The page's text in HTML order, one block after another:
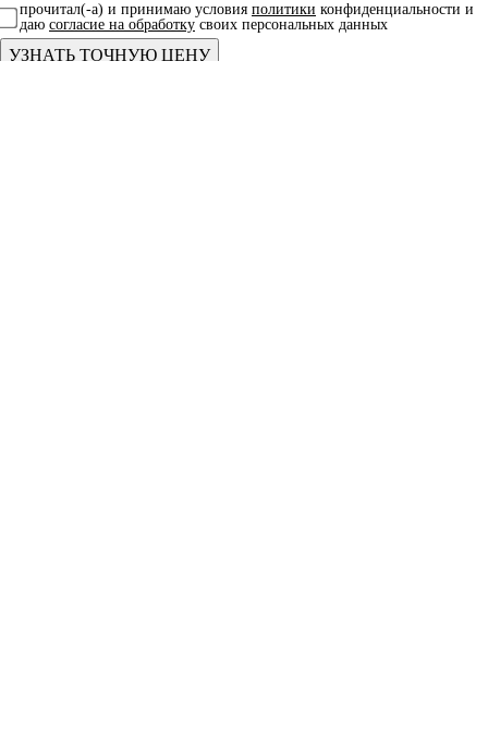
прочитал(-а) и принимаю условия политики конфиденциальности и
даю согласие на обработку своих персональных данных